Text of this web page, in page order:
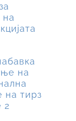
на
на
на тирз
2